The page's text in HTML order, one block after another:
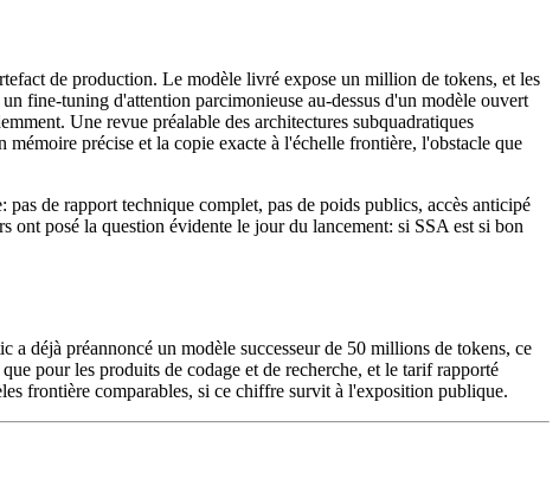
de production. Le modèle livré expose un million de tokens, et les
fine-tuning d'attention parcimonieuse au-dessus d'un modèle ouvert
Une revue préalable des architectures subquadratiques
précise et la copie exacte à l'échelle frontière, l'obstacle que
de rapport technique complet, pas de poids publics, accès anticipé
posé la question évidente le jour du lancement: si SSA est si bon
déjà préannoncé un modèle successeur de 50 millions de tokens, ce
pour les produits de codage et de recherche, et le tarif rapporté
frontière comparables, si ce chiffre survit à l'exposition publique.